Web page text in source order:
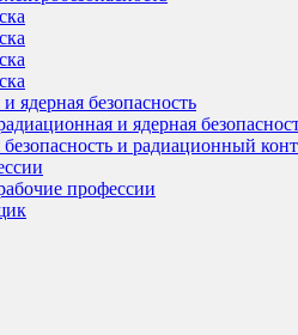
ядерная безопасность
и ядерная
и радиационный
профессии